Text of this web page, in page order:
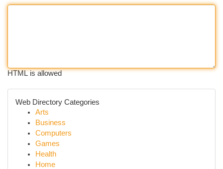
HTML is allowed
Web Directory Categories
Arts
Business
Computers
Games
Health
Home